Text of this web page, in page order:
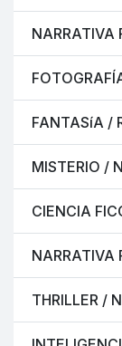
NARRATIVA
FANTASíA /
MISTERIO /
CIENCIA
NARRATIVA
THRILLER /